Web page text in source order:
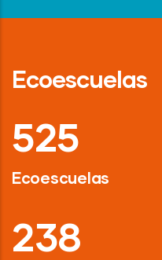
Ecoescuelas
718
Ecoescuelas
326